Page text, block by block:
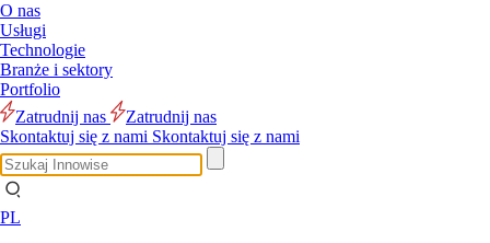
O nas
Usługi
Technologie
Branże i sektory
Portfolio
Zatrudnij nas
Zatrudnij nas
Skontaktuj się z nami Skontaktuj się z nami
PL